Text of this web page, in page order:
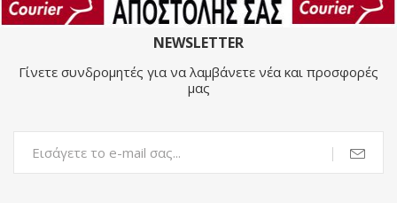
NEWSLETTER
Γίνετε συνδρομητές για να λαμβάνετε νέα και προσφορές
μας